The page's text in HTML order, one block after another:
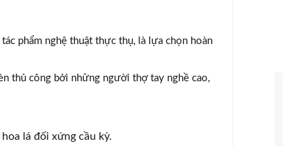
phẩm nghệ thuật thực thụ, là lựa chọn hoàn
thủ công bởi những người thợ tay nghề cao,
lá đối xứng cầu kỳ.